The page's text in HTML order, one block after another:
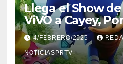
Llega el Show
ViVO a Cayey,
Barceloneta y
Relojes gratis
compre ahora….
4/FEBRERO/2025
NOTICIASPRTV